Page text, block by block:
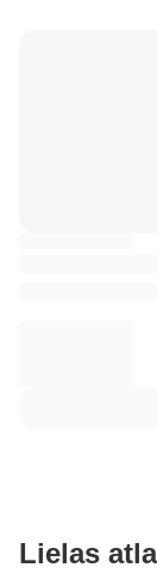
Lielas